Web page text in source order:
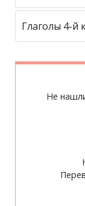
Глаголы 4-й
Не